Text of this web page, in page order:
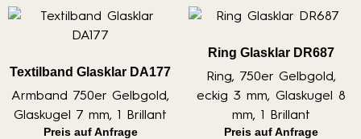
Textilband Glasklar DA177
Armband 750er Gelbgold,
Glaskugel 7 mm, 1 Brillant
Preis auf Anfrage
Ring Glasklar DR687
Ring, 750er Gelbgold,
eckig 3 mm, Glaskugel 8
mm, 1 Brillant
Preis auf Anfrage